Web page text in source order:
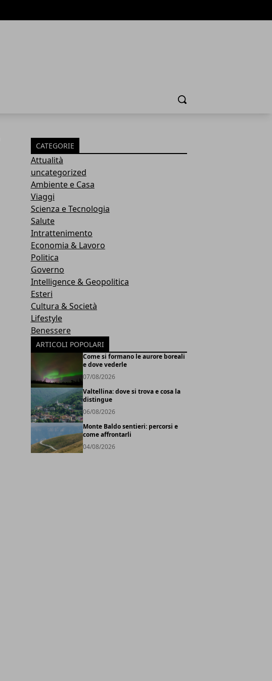
Cerca
CATEGORIE
Attualità
uncategorized
Ambiente e Casa
Viaggi
Scienza e Tecnologia
Salute
Intrattenimento
Economia & Lavoro
Politica
Governo
Intelligence & Geopolitica
Esteri
Cultura & Società
Lifestyle
Benessere
ARTICOLI POPOLARI
Come si formano le aurore boreali
e dove vederle
07/08/2026
Valtellina: dove si trova e cosa la
distingue
06/08/2026
Monte Baldo sentieri: percorsi e
come affrontarli
04/08/2026